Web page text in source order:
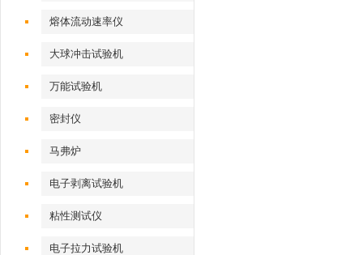
熔体流动速率仪
大球冲击试验机
万能试验机
密封仪
马弗炉
电子剥离试验机
粘性测试仪
电子拉力试验机